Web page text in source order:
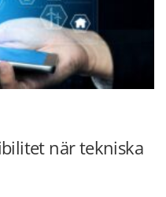
när tekniska